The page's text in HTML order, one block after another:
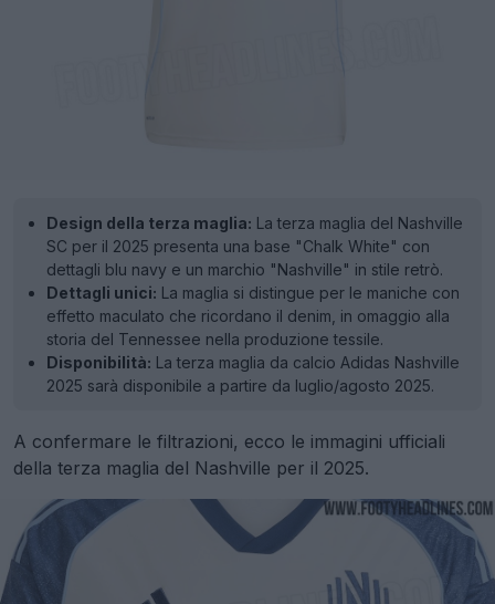
Design della terza maglia: La terza maglia del Nashville
SC per il 2025 presenta una base "Chalk White" con
dettagli blu navy e un marchio "Nashville" in stile retrò.
Dettagli unici: La maglia si distingue per le maniche con
effetto maculato che ricordano il denim, in omaggio alla
storia del Tennessee nella produzione tessile.
Disponibilità: La terza maglia da calcio Adidas Nashville
2025 sarà disponibile a partire da luglio/agosto 2025.
A confermare le filtrazioni, ecco le immagini ufficiali
della terza maglia del Nashville per il 2025.